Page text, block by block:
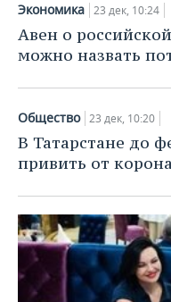
Экономика 23 дек, 10:24
Авен о
можно назвать
Общество 23 дек, 10:20
В Татарстане до
привить от